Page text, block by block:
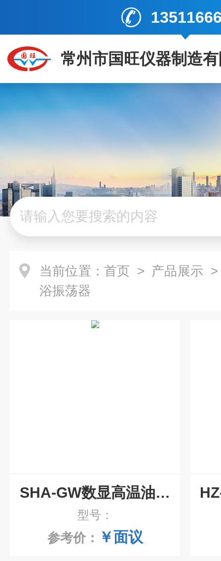
常州市国旺仪器制造
当前位置： 首页 > 产品展示
浴振荡器
SHA-GW数显高温油浴振荡器
型号：
参考价： ￥面议